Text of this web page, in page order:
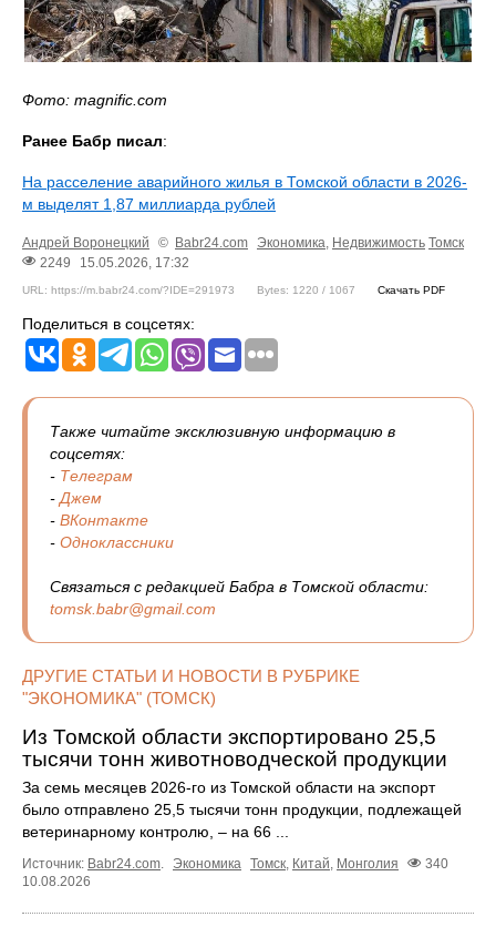
Фото: magnific.com
Ранее Бабр писал:
На расселение аварийного жилья в Томской области в 2026-
м выделят 1,87 миллиарда рублей
Андрей Воронецкий © Babr24.com Экономика, Недвижимость Томск
2249
15.05.2026, 17:32
URL: https://m.babr24.com/?IDE=291973 Bytes: 1220 / 1067 Скачать PDF
Поделиться в соцсетях:
Также читайте эксклюзивную информацию в
соцсетях:
- Телеграм
- Джем
- ВКонтакте
- Одноклассники
Связаться с редакцией Бабра в Томской области:
tomsk.babr@gmail.com
ДРУГИЕ СТАТЬИ И НОВОСТИ В РУБРИКЕ
"ЭКОНОМИКА" (ТОМСК)
Из Томской области экспортировано 25,5
тысячи тонн животноводческой продукции
За семь месяцев 2026-го из Томской области на экспорт
было отправлено 25,5 тысячи тонн продукции, подлежащей
ветеринарному контролю, – на 66 ...
Источник: Babr24.com Экономика Томск Китай Монголия
340
10.08.2026